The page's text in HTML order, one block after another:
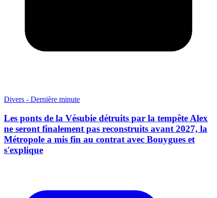
Divers - Dernière minute
Les ponts de la Vésubie détruits par la tempête Alex
ne seront finalement pas reconstruits avant 2027, la
Métropole a mis fin au contrat avec Bouygues et
s'explique